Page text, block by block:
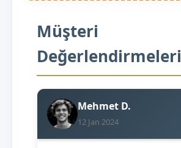
Müşteri
Değerlendirmeleri
Mehmet D.
12 Jan 2024